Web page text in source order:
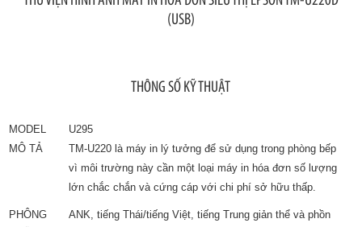
(USB)
THÔNG SỐ KỸ THUẬT
MODEL
U295
MÔ TẢ
TM-U220 là máy in lý tưởng để sử dụng trong phòng bếp
vì môi trường này cần một loại máy in hóa đơn số lượng
lớn chắc chắn và cứng cáp với chi phí sở hữu thấp.
PHÔNG
ANK, tiếng Thái/tiếng Việt, tiếng Trung giản thể và phồn